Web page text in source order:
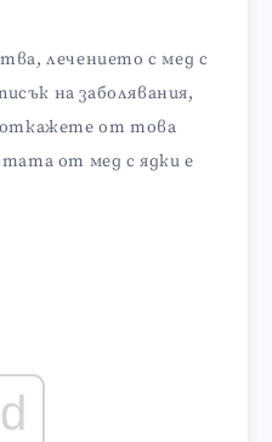
лечението с мед с
на заболявания,
откажете от това
от мед с ядки е